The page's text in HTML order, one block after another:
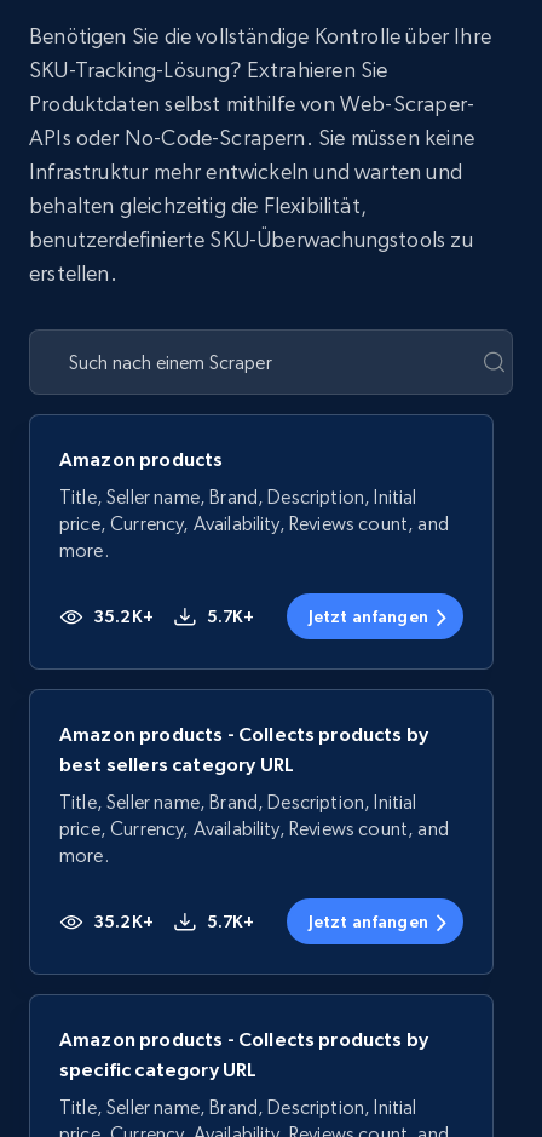
Benötigen Sie die vollständige Kontrolle über Ihre
SKU-Tracking-Lösung? Extrahieren Sie
Produktdaten selbst mithilfe von Web-Scraper-
APIs oder No-Code-Scrapern. Sie müssen keine
Infrastruktur mehr entwickeln und warten und
behalten gleichzeitig die Flexibilität,
benutzerdefinierte SKU-Überwachungstools zu
erstellen.
Amazon products
Title, Seller name, Brand, Description, Initial
price, Currency, Availability, Reviews count, and
more.
35.2K+ 5.7K+ Jetzt anfangen
Amazon products - Collects products by
best sellers category URL
Title, Seller name, Brand, Description, Initial
price, Currency, Availability, Reviews count, and
more.
35.2K+ 5.7K+ Jetzt anfangen
Amazon products - Collects products by
specific category URL
Title, Seller name, Brand, Description, Initial